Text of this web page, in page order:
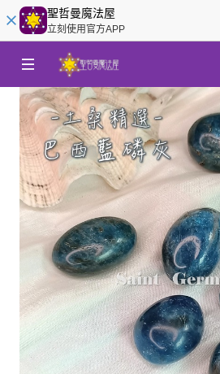
聖哲曼魔法屋
立刻使用官方APP